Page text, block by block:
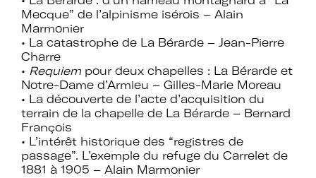
Mecque” de l’alpinisme isérois – Alain
Marmonier
• La catastrophe de La Bérarde – Jean-Pierre
Charre
• Requiem pour deux chapelles : La Bérarde et
Notre-Dame d’Armieu – Gilles-Marie Moreau
• La découverte de l’acte d’acquisition du
terrain de la chapelle de La Bérarde – Bernard
François
• L’intérêt historique des “registres de
passage”. L’exemple du refuge du Carrelet de
1881 à 1905 – Alain Marmonier